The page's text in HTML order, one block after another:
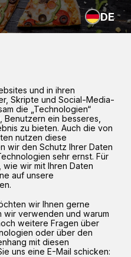
DE
und in ihren
Skripte und Social-Media-
die „Technologien“
ein besseres,
zu bieten. Auch die von
nutzen diese
wir den Schutz Ihrer Daten
sehr ernst. Für
wir mit Ihren Daten
auf unsere
wir Ihnen gerne
verwenden und warum
weitere Fragen über
oder über den
mit diesen
uns eine E-Mail schicken: